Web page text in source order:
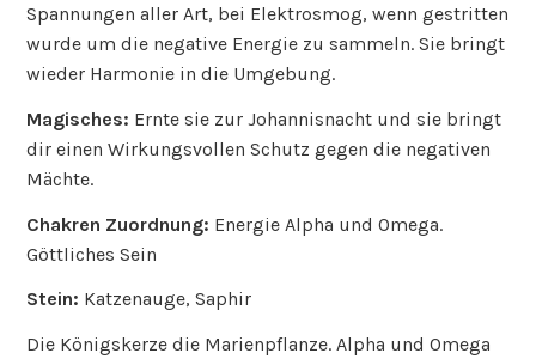
Spannungen aller Art, bei Elektrosmog, wenn gestritten
wurde um die negative Energie zu sammeln. Sie bringt
wieder Harmonie in die Umgebung.
Magisches: Ernte sie zur Johannisnacht und sie bringt
dir einen Wirkungsvollen Schutz gegen die negativen
Mächte.
Chakren Zuordnung: Energie Alpha und Omega.
Göttliches Sein
Stein: Katzenauge, Saphir
Die Königskerze die Marienpflanze. Alpha und Omega